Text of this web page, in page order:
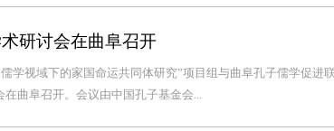
研讨会在曲阜召开
学视域下的家国命运共同体研究”项目组与曲阜孔子儒学促进
曲阜召开。会议由中国孔子基金会...